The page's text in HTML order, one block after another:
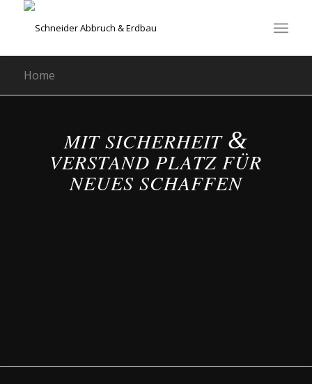
Home
MIT SICHERHEIT &
VERSTAND PLATZ FÜR
NEUES SCHAFFEN